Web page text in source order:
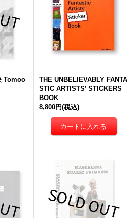
Tomoo
THE UNBELIEVABLY FANTA
STIC ARTISTS’ STICKERS
BOOK
8,800円(税込)